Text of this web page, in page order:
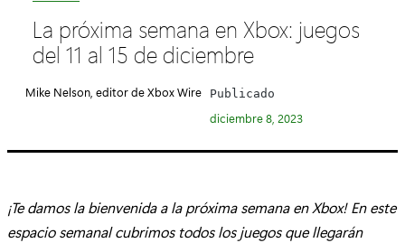
t
e
í
:
La próxima semana en Xbox: juegos
del 11 al 15 de diciembre
Mike Nelson, editor de Xbox Wire Publicado
diciembre 8, 2023
¡Te damos la bienvenida a la próxima semana en Xbox! En este
espacio semanal cubrimos todos los juegos que llegarán